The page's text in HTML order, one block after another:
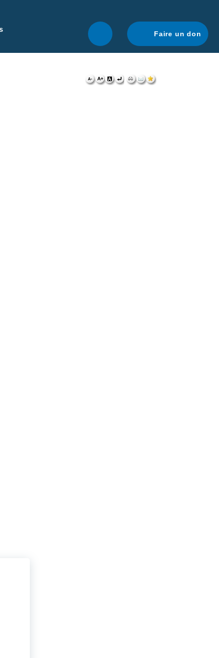
navigation optimale.
Faire un don